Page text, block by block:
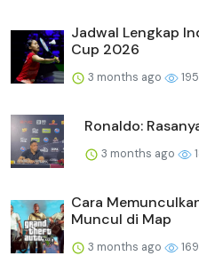
Jadwal Lengkap
Cup 2026
3 months ago 195
Ronaldo:
3 months ago
Cara
Muncul di Map
3 months ago 169